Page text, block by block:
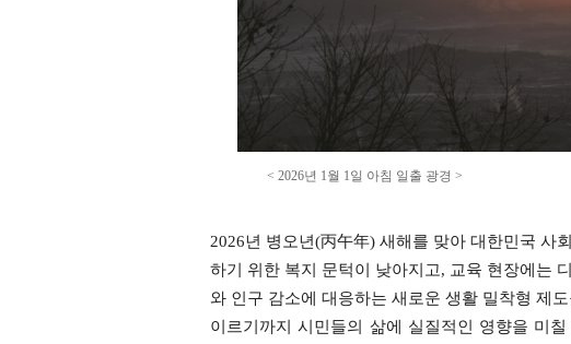
< 2026년 1월 1일 아침 일출 광경 >
2026년 병오년(丙午年) 새해를 맞아 대한민국 사
하기 위한 복지 문턱이 낮아지고, 교육 현장에는
와 인구 감소에 대응하는 새로운 생활 밀착형 제
이르기까지 시민들의 삶에 실질적인 영향을 미